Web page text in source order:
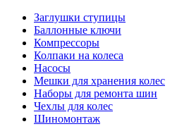
Заглушки ступицы
Баллонные ключи
Компрессоры
Колпаки на колеса
Насосы
Мешки для хранения колес
Наборы для ремонта шин
Чехлы для колес
Шиномонтаж